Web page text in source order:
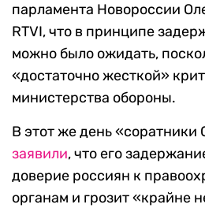
парламента Новороссии
RTVI, что в принципе
можно было ожидать,
«достаточно жесткой»
министерства обороны.
В этот же день «соратники
заявили, что его
доверие россиян к
органам и грозит «крайне